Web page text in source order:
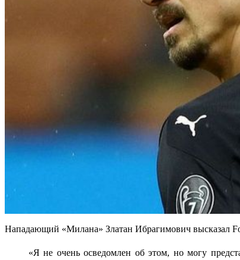
Нападающий «Милана» Златан Ибрагимович высказал
«Я не очень осведомлен об этом, но могу